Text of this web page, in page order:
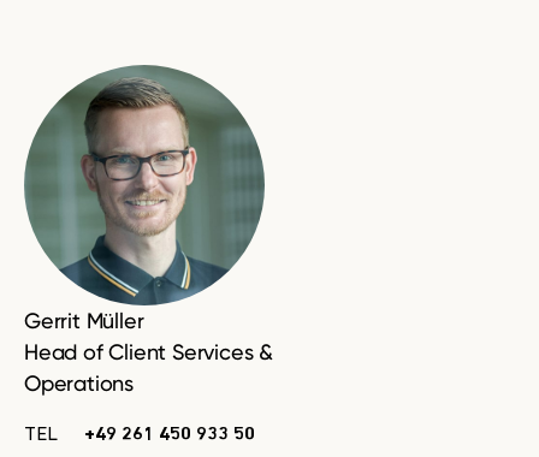
Gerrit Müller
Head of Client Services &
Operations
TEL
+49 261 450 933 50